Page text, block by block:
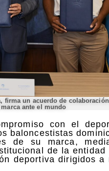
un acuerdo de
ante el mundo
con el
baloncestistas
de su marca,
de la entidad
deportiva dirigidos a